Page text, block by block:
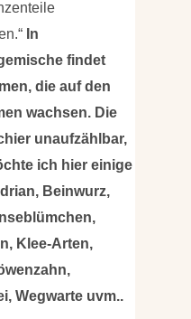
In
findet
die auf den
wachsen. Die
unaufzählbar,
ich hier einige
Beinwurz,
Klee-Arten,
Wegwarte uvm..